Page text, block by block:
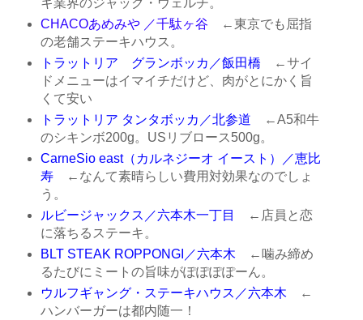
キ業界のジャック・ウェルチ。
CHACOあめみや ／千駄ヶ谷 ←東京でも屈指
の老舗ステーキハウス。
トラットリア グランボッカ／飯田橋 ←サイ
ドメニューはイマイチだけど、肉がとにかく旨
くて安い
トラットリア タンタボッカ／北参道 ←A5和牛
のシキンボ200g。USリブロース500g。
CarneSio east（カルネジーオ イースト）／恵比
寿←なんて素晴らしい費用対効果なのでしょ
う。
ルビージャックス／六本木一丁目
←店員と恋
に落ちるステーキ。
BLT STEAK ROPPONGI／六本木 ←噛み締め
るたびにミートの旨味がぽぽぽぽーん。
ウルフギャング・ステーキハウス／六本木 ←
ハンバーガーは都内随一！